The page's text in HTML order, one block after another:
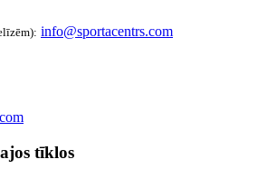
info@sportacentrs.com
tīklos